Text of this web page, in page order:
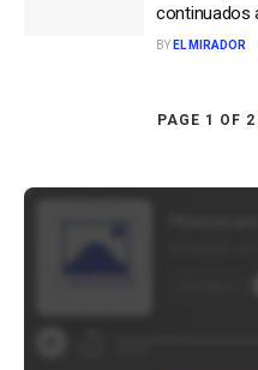
continuados
BY EL MIRADOR
PAGE 1 OF 2